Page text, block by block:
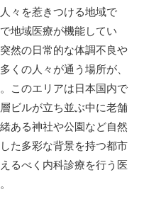
々を惹きつける地域で
地域医療が機能してい
然の日常的な体調不良や
くの人々が通う場所が、
このエリアは日本国内で
ビルが立ち並ぶ中に老舗
ある神社や公園など自然
た多彩な背景を持つ都市
るべく内科診療を行う医